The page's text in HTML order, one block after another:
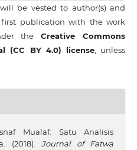
be vested to author(s) and
publication with the work
theCreative Commons
(CC BY 4.0) license, unless
Mualaf: Satu Analisis
(2018). Journal of Fatwa